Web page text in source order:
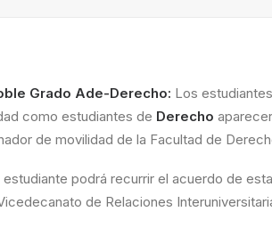
Grado Ade-Derecho: Los
como estudiantes de Derecho
de movilidad de la Facultad de
estudiante podrá recurrir el acuerdo de
de Relaciones